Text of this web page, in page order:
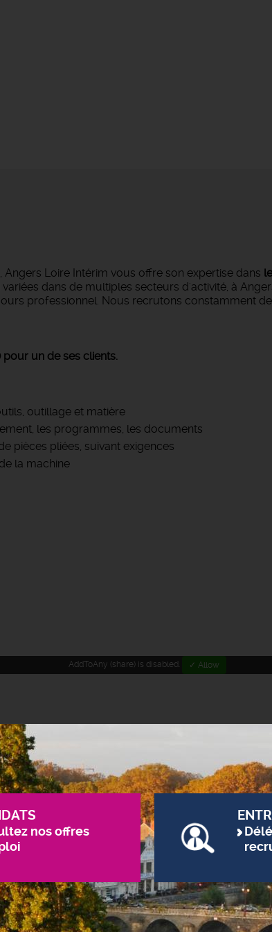
Loire Intérim vous offre son expertise dans
dans de multiples secteurs d'activité, à
professionnel. Nous recrutons constamment
un de ses clients.
outillage et matière
les programmes, les documents
pièces pliées, suivant exigences
la machine
AddToAny (share) is disabled. ✓ Allow
nos offres